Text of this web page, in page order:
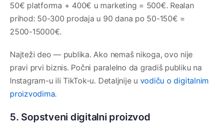
50€ platforma + 400€ u marketing = 500€. Realan
prihod: 50-300 prodaja u 90 dana po 50-150€ =
2500-15000€.
Najteži deo — publika. Ako nemaš nikoga, ovo nije
pravi prvi biznis. Počni paralelno da gradiš publiku na
Instagram-u ili TikTok-u. Detaljnije u vodiču o digitalnim
proizvodima.
5. Sopstveni digitalni proizvod